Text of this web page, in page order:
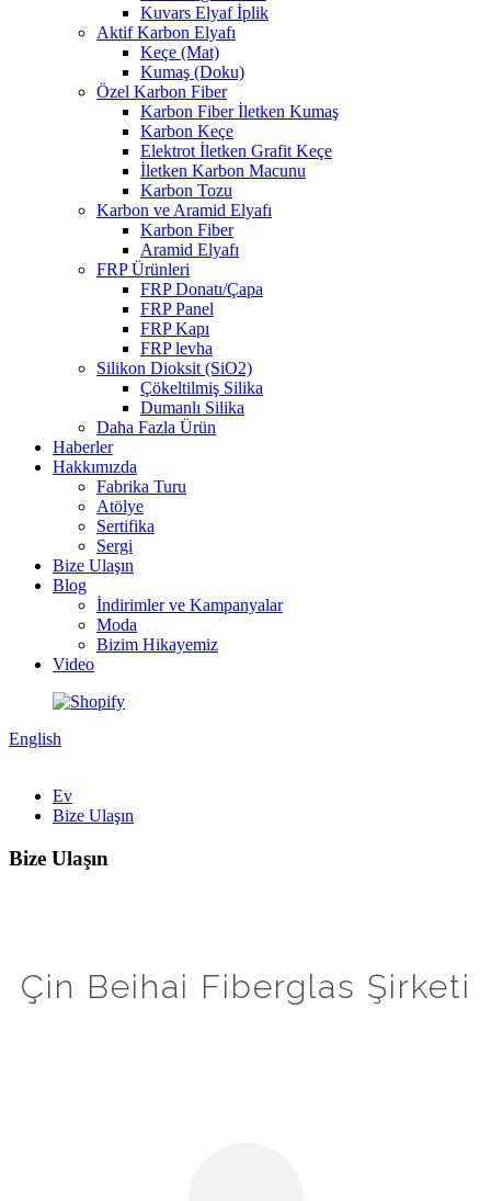
Kuvars Elyaf İplik
Aktif Karbon Elyafı
Keçe (Mat)
Kumaş (Doku)
Özel Karbon Fiber
Karbon Fiber İletken Kumaş
Karbon Keçe
Elektrot İletken Grafit Keçe
İletken Karbon Macunu
Karbon Tozu
Karbon ve Aramid Elyafı
Karbon Fiber
Aramid Elyafı
FRP Ürünleri
FRP Donatı/Çapa
FRP Panel
FRP Kapı
FRP levha
Silikon Dioksit (SiO2)
Çökeltilmiş Silika
Dumanlı Silika
Daha Fazla Ürün
Haberler
Hakkımızda
Fabrika Turu
Atölye
Sertifika
Sergi
Bize Ulaşın
Blog
İndirimler ve Kampanyalar
Moda
Bizim Hikayemiz
Video
English
Ev
Bize Ulaşın
Bize Ulaşın
Çin Beihai Fiberglas Şirketi